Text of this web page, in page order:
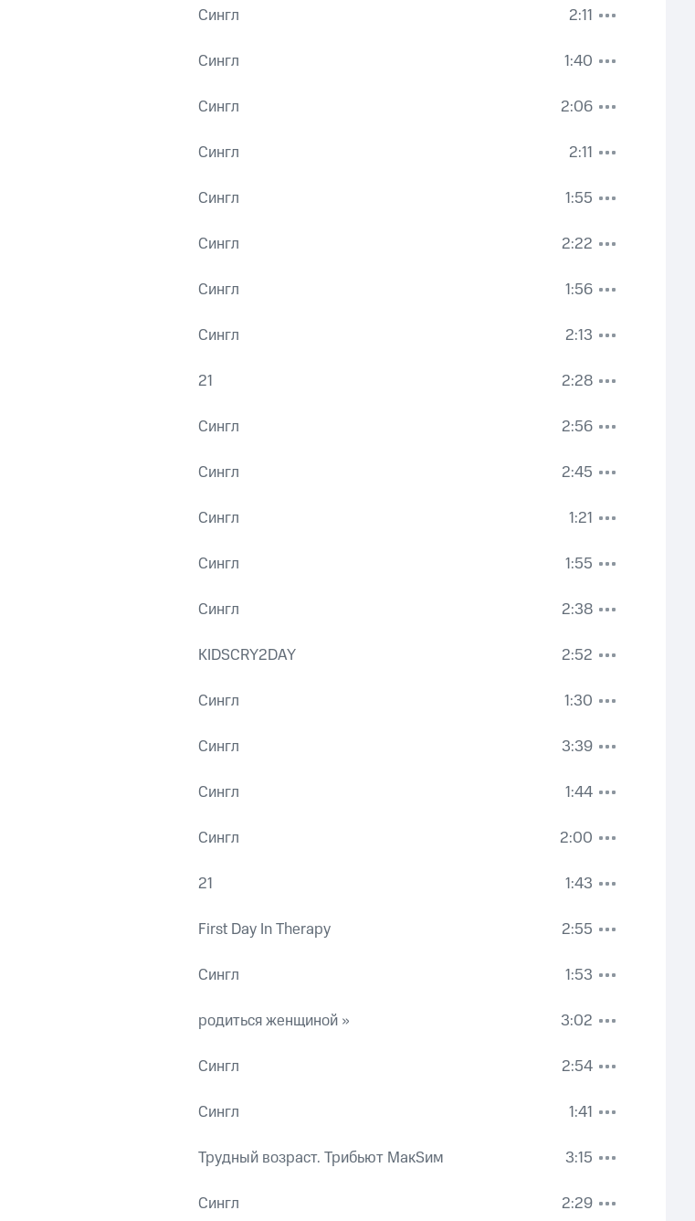
Сингл
2:11
Сингл
1:40
Сингл
2:06
Сингл
2:11
Сингл
1:55
Сингл
2:22
Сингл
1:56
Сингл
2:13
21
2:28
Сингл
2:56
Сингл
2:45
Сингл
1:21
Сингл
1:55
Сингл
2:38
KIDSCRY2DAY
2:52
Сингл
1:30
Сингл
3:39
Сингл
1:44
Сингл
2:00
21
1:43
First Day In Therapy
2:55
Сингл
1:53
родиться женщиной >>
3:02
Сингл
2:54
Сингл
1:41
Трудный возраст. Трибьют МакSим
3:15
Сингл
2:29